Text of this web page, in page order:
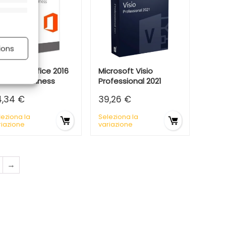
attivo
Office 2016
& Business
€
la
Microsoft Visio
Professional 2021
39,26 €
Seleziona la
variazione
→